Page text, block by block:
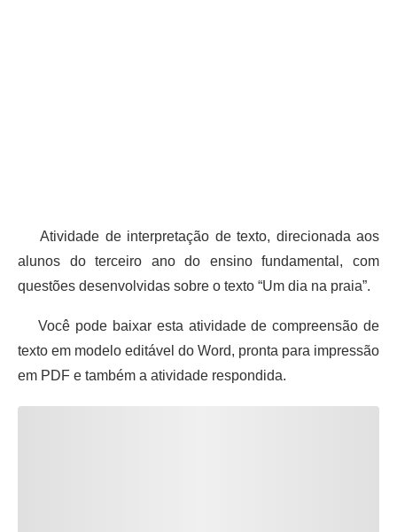
Atividade de interpretação de texto, direcionada aos
alunos do terceiro ano do ensino fundamental, com
questões desenvolvidas sobre o texto “Um dia na praia”.
Você pode baixar esta atividade de compreensão de
texto em modelo editável do Word, pronta para impressão
em PDF e também a atividade respondida.